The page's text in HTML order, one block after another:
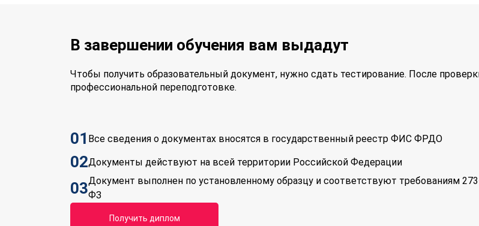
В завершении обучения вам выдадут
Чтобы получить образовательный документ, нужно сдать тестирование. После
профессиональной переподготовке.
01 Все сведения о документах вносятся в государственный реестр ФИС ФРДО
02Документы действуют на всей территории Российской Федерации
03Документ выполнен по установленному образцу и соответствуют требованиям
ФЗ
Получить диплом